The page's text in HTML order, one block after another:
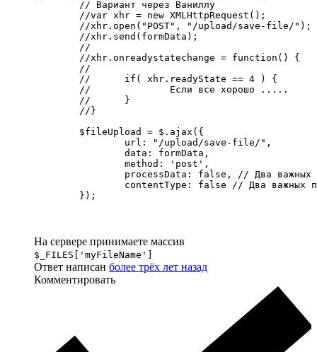
        //var xhr = new XMLHttpRequest();
	});
На сервере принимаете массив
$_FILES['myFileName']
Ответ написан более трёх лет назад
Комментировать